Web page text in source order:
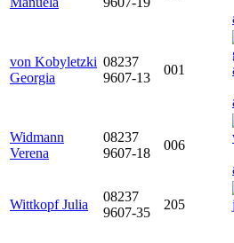
von Kobyletzki
Georgia
08237
9607-13
001
Widmann
Verena
08237
9607-18
006
Wittkopf Julia
08237
9607-35
205